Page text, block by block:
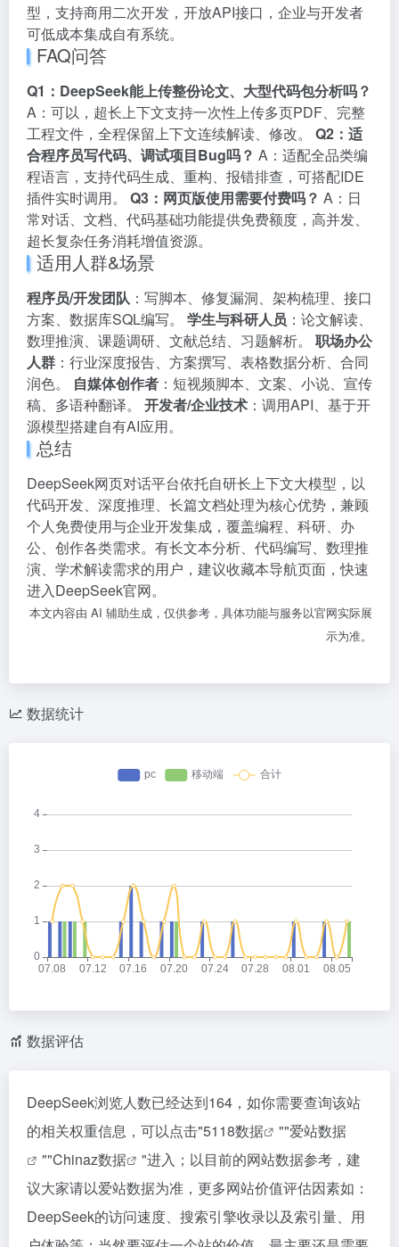
型，支持商用二次开发，开放API接口，企业与开发者
可低成本集成自有系统。
FAQ问答
Q1：DeepSeek能上传整份论文、大型代码包分析吗？
A：可以，超长上下文支持一次性上传多页PDF、完整
工程文件，全程保留上下文连续解读、修改。 Q2：适
合程序员写代码、调试项目Bug吗？ A：适配全品类编
程语言，支持代码生成、重构、报错排查，可搭配IDE
插件实时调用。 Q3：网页版使用需要付费吗？ A：日
常对话、文档、代码基础功能提供免费额度，高并发、
超长复杂任务消耗增值资源。
适用人群&场景
程序员/开发团队 ：写脚本、修复漏洞、架构梳理、接口
方案、数据库SQL编写。 学生与科研人员 ：论文解读、
数理推演、课题调研、文献总结、习题解析。 职场办公
人群 ：行业深度报告、方案撰写、表格数据分析、合同
润色。 自媒体创作者 ：短视频脚本、文案、小说、宣传
稿、多语种翻译。 开发者/企业技术 ：调用API、基于开
源模型搭建自有AI应用。
总结
DeepSeek网页对话平台依托自研长上下文大模型，以
代码开发、深度推理、长篇文档处理为核心优势，兼顾
个人免费使用与企业开发集成，覆盖编程、科研、办
公、创作各类需求。有长文本分析、代码编写、数理推
演、学术解读需求的用户，建议收藏本导航页面，快速
进入DeepSeek官网。
本文内容由 AI 辅助生成，仅供参考，具体功能与服务以官网实际展
示为准。
数据统计
数据评估
DeepSeek浏览人数已经达到164，如你需要查询该站
的相关权重信息，可以点击"5118数据 ""爱站数据
""Chinaz数据
"进入；以目前的网站数据参考，建
议大家请以爱站数据为准，更多网站价值评估因素如：
DeepSeek的访问速度、搜索引擎收录以及索引量、用